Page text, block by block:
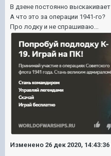
В дзене постоянно выскакивает
А что это за операции 1941-го?
Про лодку и не спрашиваю...
Изменено 26 дек 2020, 14:43:36